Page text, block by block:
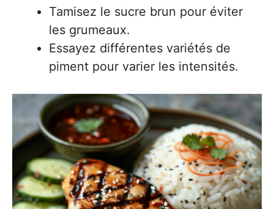
Tamisez le sucre brun pour éviter
les grumeaux.
Essayez différentes variétés de
piment pour varier les intensités.